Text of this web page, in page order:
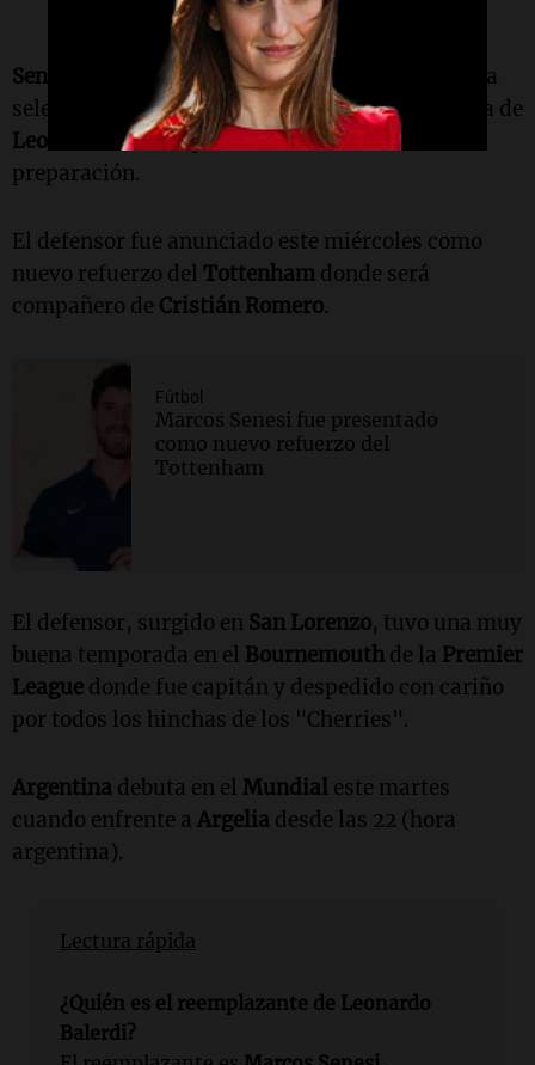
Senesi
será el jugador número 26 de la lista de la
selección campeona del mundo tras la dura baja de
Leonardo Balerdiprevia a los amistosos de
preparación.
El defensor fue anunciado este miércoles como
nuevo refuerzo del Tottenham donde será
compañero de Cristián Romero.
Fútbol
Marcos Senesi fue presentado
como nuevo refuerzo del
Tottenham
El defensor, surgido en San Lorenzo, tuvo una muy
buena temporada en el Bournemouth de la Premier
League donde fue capitán y despedido con cariño
por todos los hinchas de los "Cherries".
Argentina debuta en el Mundial este martes
cuando enfrente a Argelia desde las 22 (hora
argentina).
Lectura rápida
¿Quién es el reemplazante de Leonardo
Balerdi?